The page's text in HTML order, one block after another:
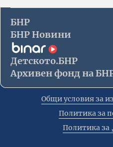
БНР
БНР Новини
Детското.БНР
Архивен фонд на
Общи условия за
Политика за
Политика за